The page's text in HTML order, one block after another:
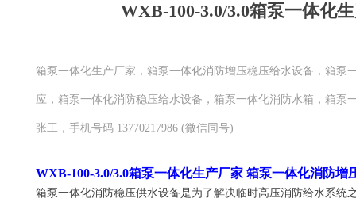
WXB-100-3.0/3.0箱泵一体化
箱泵一体化生产厂家，箱泵一体化消防增压稳压给水设备，箱
应，箱泵一体化消防稳压给水设备，箱泵一体化消防水箱，箱
张工，手机号码 13770217986 (微信同号)
WXB-100-3.0/3.0箱泵一体化生产厂家 箱泵一体化消防增
箱泵一体化消防稳压供水设备是为了解决临时高压消防给水系